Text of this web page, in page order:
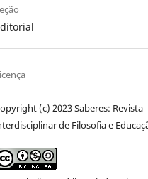
(c) 2023 Saberes: Revista
de Filosofia e